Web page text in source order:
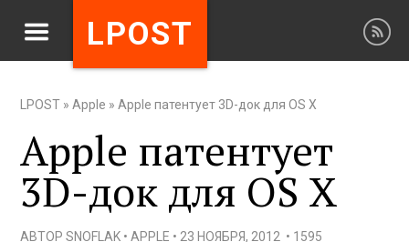
LPOST
LPOST »Apple »Apple патентует 3D-док для OS X
Apple патентует
3D-док для OS X
АВТОРSNOFLAK •APPLE • 23 НОЯБРЯ, 2012 • 1595